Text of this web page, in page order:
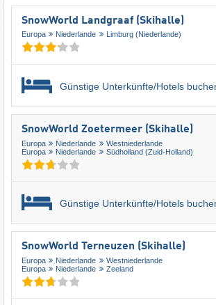
SnowWorld Landgraaf (Skihalle)
Europa Niederlande Limburg (Niederlande)
Günstige Unterkünfte/Hotels
SnowWorld Zoetermeer (Skihalle)
Europa Niederlande
Westniederlande
Europa
Niederlande Südholland (Zuid-Holland)
Günstige Unterkünfte/Hotels
SnowWorld Terneuzen (Skihalle)
Europa Niederlande
Westniederlande
Europa
Niederlande Zeeland